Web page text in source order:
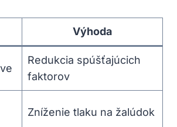
Výhoda
Redukcia spúšťajúcich
faktorov
Zníženie tlaku na žalúdok